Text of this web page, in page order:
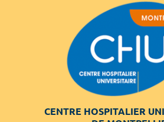
CENTRE HOSPITALIER